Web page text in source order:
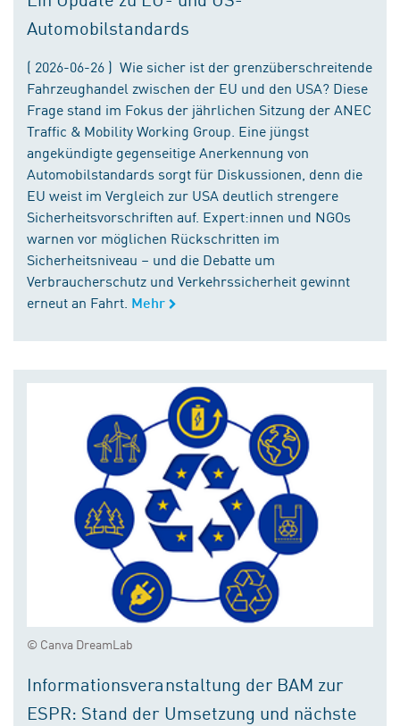
Automobilstandards
( 2026-06-26 ) Wie sicher ist der grenzüberschreitende
Fahrzeughandel zwischen der EU und den USA? Diese
Frage stand im Fokus der jährlichen Sitzung der ANEC
Traffic & Mobility Working Group. Eine jüngst
angekündigte gegenseitige Anerkennung von
Automobilstandards sorgt für Diskussionen, denn die
EU weist im Vergleich zur USA deutlich strengere
Sicherheitsvorschriften auf. Expert:innen und NGOs
warnen vor möglichen Rückschritten im
Sicherheitsniveau – und die Debatte um
Verbraucherschutz und Verkehrssicherheit gewinnt
erneut an Fahrt. Mehr
© Canva DreamLab
Informationsveranstaltung der BAM zur
ESPR: Stand der Umsetzung und nächste